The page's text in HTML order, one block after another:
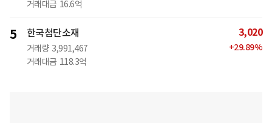
거래대금 16.6억
5 한국첨단소재
거래량 3,991,467
거래대금 118.3억
3,020
+29.89%